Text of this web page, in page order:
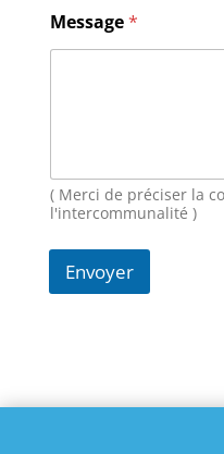
-
m
s
a
e
o
Message*
( Merci de préciser la
l'intercommunalité )
Envoyer